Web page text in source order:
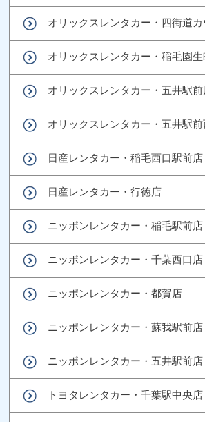
オリックスレンタカー・四街道
オリックスレンタカー・稲毛園
オリックスレンタカー・五井駅前
オリックスレンタカー・五井駅
日産レンタカー・稲毛西口駅前店
日産レンタカー・行徳店
ニッポンレンタカー・稲毛駅前店
ニッポンレンタカー・千葉西口店
ニッポンレンタカー・都賀店
ニッポンレンタカー・蘇我駅前店
ニッポンレンタカー・五井駅前店
トヨタレンタカー・千葉駅中央店